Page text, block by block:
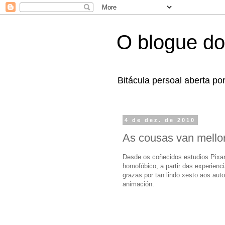
O blogue
Bitácula persoal aberta
4 de dez. de 2010
As cousas van
Desde os coñecidos estudios
homofóbico, a partir das
grazas por tan lindo xesto aos
animación.